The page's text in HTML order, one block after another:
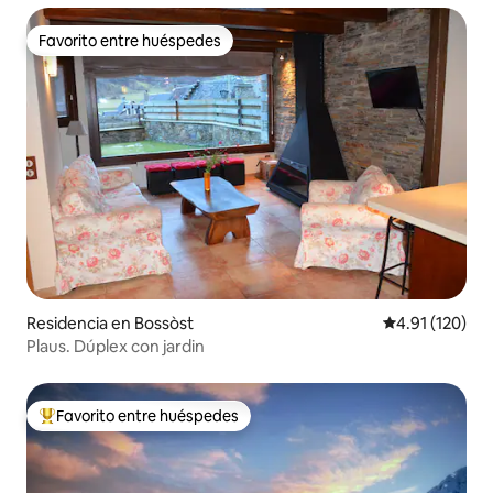
Favorito entre huéspedes
Favorito entre huéspedes
Residencia en Bossòst Calificación
4.91 (120)
Plaus. Dúplex con jardin
De los mejores en Favorito entre huéspedes
Favorito entre huéspedes